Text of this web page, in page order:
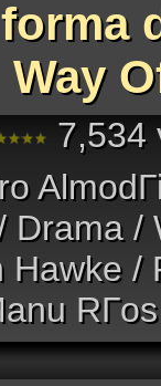
Way
7,534
Drama /
Hawke /